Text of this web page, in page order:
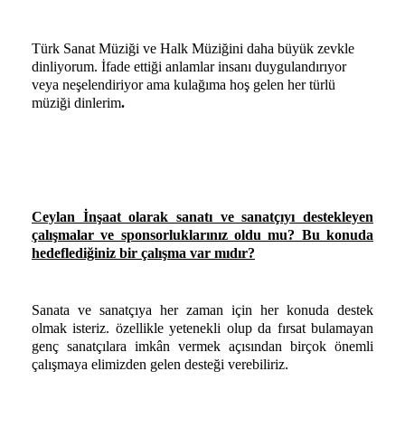
Türk Sanat Müziği ve Halk Müziğini daha büyük zevkle
dinliyorum. İfade ettiği anlamlar insanı duygulandırıyor
veya neşelendiriyor ama kulağıma hoş gelen her türlü
müziği dinlerim.
Ceylan İnşaat olarak sanatı ve sanatçıyı destekleyen
çalışmalar ve sponsorluklarınız oldu mu? Bu konuda
hedeflediğiniz bir çalışma var mıdır?
Sanata ve sanatçıya her zaman için her konuda destek
olmak isteriz. özellikle yetenekli olup da fırsat bulamayan
genç sanatçılara imkân vermek açısından birçok önemli
çalışmaya elimizden gelen desteği verebiliriz.